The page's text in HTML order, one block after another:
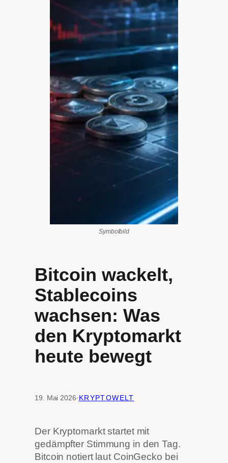
Symbolbild
Bitcoin wackelt,
Stablecoins
wachsen: Was
den Kryptomarkt
heute bewegt
19. Mai 2026·KRYPTOWELT
Der Kryptomarkt startet mit
gedämpfter Stimmung in den Tag.
Bitcoin notiert laut CoinGecko bei